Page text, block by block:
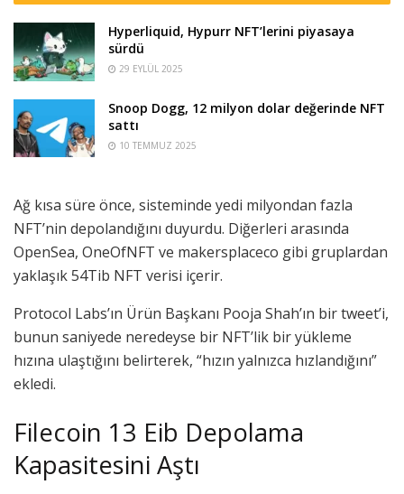
Hyperliquid, Hypurr NFT’lerini piyasaya
sürdü
29 EYLÜL 2025
Snoop Dogg, 12 milyon dolar değerinde NFT
sattı
10 TEMMUZ 2025
Ağ kısa süre önce, sisteminde yedi milyondan fazla
NFT’nin depolandığını duyurdu. Diğerleri arasında
OpenSea, OneOfNFT ve makersplaceco gibi gruplardan
yaklaşık 54Tib NFT verisi içerir.
Protocol Labs’ın Ürün Başkanı Pooja Shah’ın bir tweet’i,
bunun saniyede neredeyse bir NFT’lik bir yükleme
hızına ulaştığını belirterek, “hızın yalnızca hızlandığını”
ekledi.
Filecoin 13 Eib Depolama
Kapasitesini Aştı